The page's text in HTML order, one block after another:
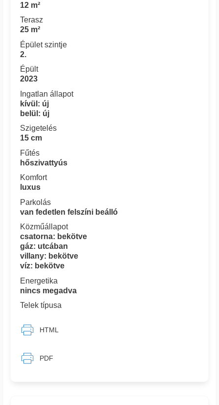
12 m²
Terasz
25 m²
Épület szintje
2.
Épült
2023
Ingatlan állapot
kívül: új
belül: új
Szigetelés
15 cm
Fűtés
hőszivattyús
Komfort
luxus
Parkolás
van fedetlen felszíni beálló
Közműállapot
csatorna: bekötve
gáz: utcában
villany: bekötve
víz: bekötve
Energetika
nincs megadva
Telek típusa
HTML
PDF